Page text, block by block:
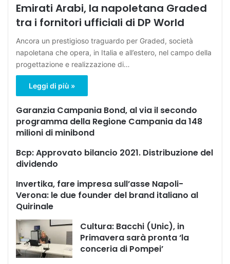
Emirati Arabi, la napoletana Graded
tra i fornitori ufficiali di DP World
Ancora un prestigioso traguardo per Graded, società
napoletana che opera, in Italia e all’estero, nel campo della
progettazione e realizzazione di…
Leggi di più »
Garanzia Campania Bond, al via il secondo
programma della Regione Campania da 148
milioni di minibond
Bcp: Approvato bilancio 2021. Distribuzione del
dividendo
Invertika, fare impresa sull’asse Napoli-
Verona: le due founder del brand italiano al
Quirinale
Cultura: Bacchi (Unic), in
Primavera sarà pronta ‘la
conceria di Pompei’